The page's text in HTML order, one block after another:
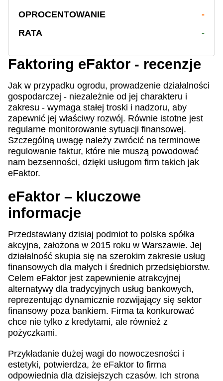
OPROCENTOWANIE
-
RATA
-
Faktoring eFaktor - recenzje
Jak w przypadku ogrodu, prowadzenie działalności
gospodarczej - niezależnie od jej charakteru i
zakresu - wymaga stałej troski i nadzoru, aby
zapewnić jej właściwy rozwój. Równie istotne jest
regularne monitorowanie sytuacji finansowej.
Szczególną uwagę należy zwrócić na terminowe
regulowanie faktur, które nie muszą powodować
nam bezsenności, dzięki usługom firm takich jak
eFaktor.
eFaktor – kluczowe
informacje
Przedstawiany dzisiaj podmiot to polska spółka
akcyjna, założona w 2015 roku w Warszawie. Jej
działalność skupia się na szerokim zakresie usług
finansowych dla małych i średnich przedsiębiorstw.
Celem eFaktor jest zapewnienie atrakcyjnej
alternatywy dla tradycyjnych usług bankowych,
reprezentując dynamicznie rozwijający się sektor
finansowy poza bankiem. Firma ta konkurować
chce nie tylko z kredytami, ale również z
pożyczkami.
Przykładanie dużej wagi do nowoczesności i
estetyki, potwierdza, że eFaktor to firma
odpowiednia dla dzisiejszych czasów. Ich strona